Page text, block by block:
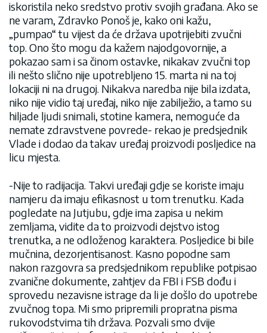
iskoristila neko sredstvo protiv svojih građana. Ako se
ne varam, Zdravko Ponoš je, kako oni kažu,
„pumpao“ tu vijest da će država upotrijebiti zvučni
top. Ono što mogu da kažem najodgovornije, a
pokazao sam i sa činom ostavke, nikakav zvučni top
ili nešto slično nije upotrebljeno 15. marta ni na toj
lokaciji ni na drugoj. Nikakva naredba nije bila izdata,
niko nije vidio taj uređaj, niko nije zabilježio, a tamo su
hiljade ljudi snimali, stotine kamera, nemoguće da
nemate zdravstvene povrede- rekao je predsjednik
Vlade i dodao da takav uređaj proizvodi posljedice na
licu mjesta.
-Nije to radijacija. Takvi uređaji gdje se koriste imaju
namjeru da imaju efikasnost u tom trenutku. Kada
pogledate na Jutjubu, gdje ima zapisa u nekim
zemljama, vidite da to proizvodi dejstvo istog
trenutka, a ne odloženog karaktera. Posljedice bi bile
mučnina, dezorjentisanost. Kasno popodne sam
nakon razgovra sa predsjednikom republike potpisao
zvanične dokumente, zahtjev da FBI i FSB dođu i
sprovedu nezavisne istrage da li je došlo do upotrebe
zvučnog topa. Mi smo pripremili propratna pisma
rukovodstvima tih država. Pozvali smo dvije